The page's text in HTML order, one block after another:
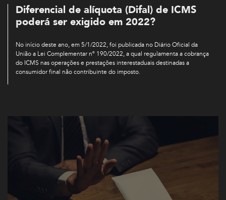
Diferencial de alíquota (Difal) de ICMS
poderá ser exigido em 2022?
No início deste ano, em 5/1/2022, foi publicada no Diário Oficial da
União a Lei Complementar nº 190/2022, a qual regulamenta a cobrança
do ICMS nas operações e prestações interestaduais destinadas a
consumidor final não contribuinte do imposto.